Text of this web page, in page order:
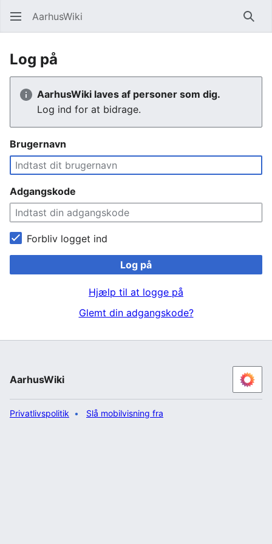
AarhusWiki Søg
Log på
AarhusWiki laves af personer som dig.
Log ind for at bidrage.
Brugernavn
Adgangskode
Forbliv logget ind
Log på
Hjælp til at logge på
Glemt din adgangskode?
AarhusWiki
Privatlivspolitik Slå mobilvisning fra